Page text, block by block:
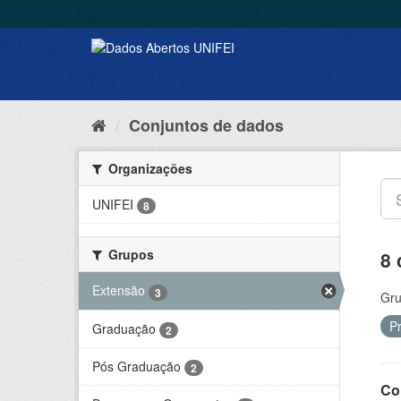
Conjuntos de dados
Organizações
UNIFEI
8
Grupos
Extensão
3
Graduação 2
Pós Graduação 2
8